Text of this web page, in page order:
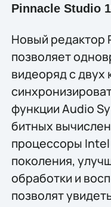
Pinnacle Studio
Новый редактор
позволяет
видеоряд с двух
функции Audio
битных
процессоры
поколения,
обработки и
позволят